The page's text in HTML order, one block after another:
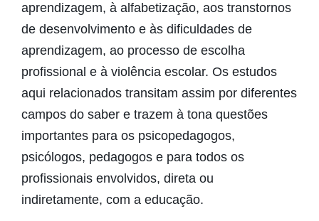
aprendizagem, à alfabetização, aos transtornos
de desenvolvimento e às dificuldades de
aprendizagem, ao processo de escolha
profissional e à violência escolar. Os estudos
aqui relacionados transitam assim por diferentes
campos do saber e trazem à tona questões
importantes para os psicopedagogos,
psicólogos, pedagogos e para todos os
profissionais envolvidos, direta ou
indiretamente, com a educação.